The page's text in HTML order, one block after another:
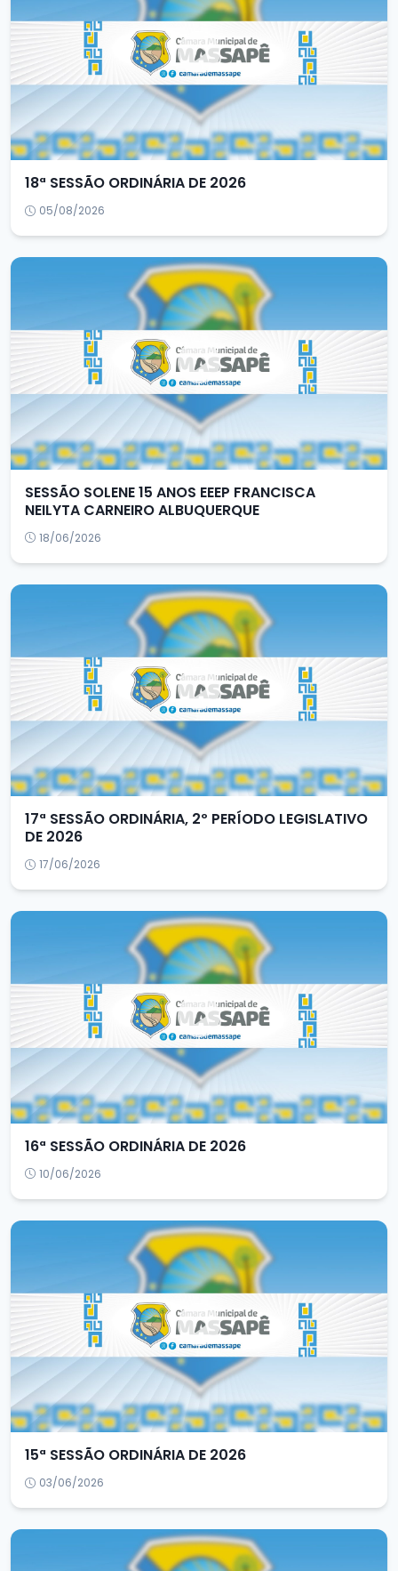
18ª SESSÃO ORDINÁRIA DE 2026
05/08/2026
SESSÃO SOLENE 15 ANOS EEEP FRANCISCA
NEILYTA CARNEIRO ALBUQUERQUE
18/06/2026
17ª SESSÃO ORDINÁRIA, 2º PERÍODO LEGISLATIVO
DE 2026
17/06/2026
16ª SESSÃO ORDINÁRIA DE 2026
10/06/2026
15ª SESSÃO ORDINÁRIA DE 2026
03/06/2026